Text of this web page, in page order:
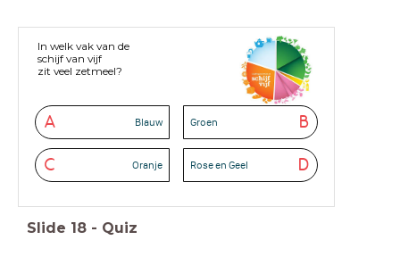
In welk vak van de
schijf van vijf
zit veel zetmeel?
A Blauw B
Groen
C Oranje D
Rose en Geel
Slide 18 - Quiz